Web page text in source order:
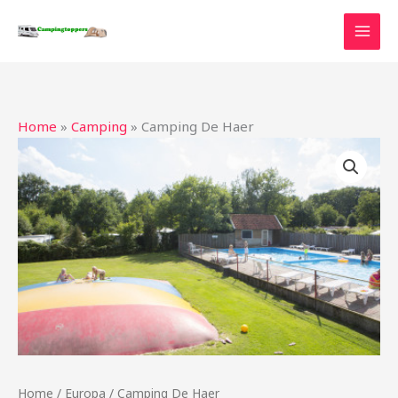
naar
Home » Camping » Camping De Haer
Home / Europa / Camping De Haer